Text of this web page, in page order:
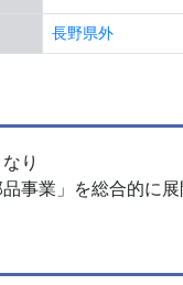
長野県外
り
事業」を総合的に